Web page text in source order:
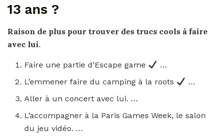
13 ans ?
Raison de plus pour trouver des trucs cools à faire
avec lui.
Faire une partie d’Escape game
…
L’emmener faire du camping à la roots
…
Aller à un concert avec lui. …
L’accompagner à la Paris Games Week, le salon
du jeu vidéo. …